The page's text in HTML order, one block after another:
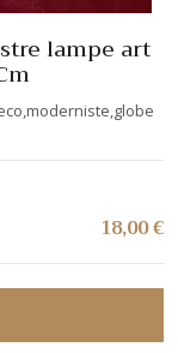
lampe art
18,00€